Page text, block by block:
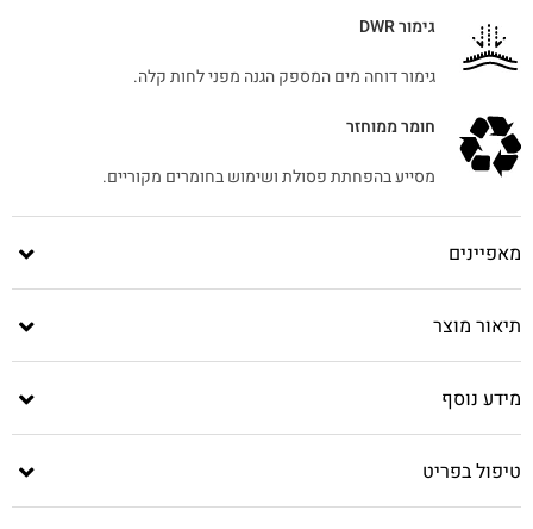
גימור DWR
גימור דוחה מים המספק הגנה מפני לחות קלה.
חומר ממוחזר
מסייע בהפחתת פסולת ושימוש בחומרים מקוריים.
מאפיינים
תיאור מוצר
מידע נוסף
טיפול בפריט